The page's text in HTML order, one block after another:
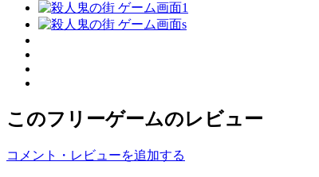
このフリーゲームのレビュー
コメント・レビューを追加する